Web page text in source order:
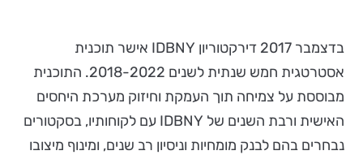
בדצמבר 2017 דירקטוריון IDBNY אישר תוכנית
אסטרטגית חמש שנתית לשנים 2018-2022. התוכנית
מבוססת על צמיחה תוך העמקת וחיזוק מערכת היחסים
האישית ורבת השנים של IDBNY עם לקוחותיו, בסקטורים
נבחרים בהם לבנק מומחיות וניסיון רב שנים, ומינוף מיצובו